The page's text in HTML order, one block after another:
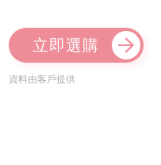
立即選購
資料由客戶提供